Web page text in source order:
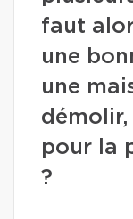
faut
une
une
pour la
?